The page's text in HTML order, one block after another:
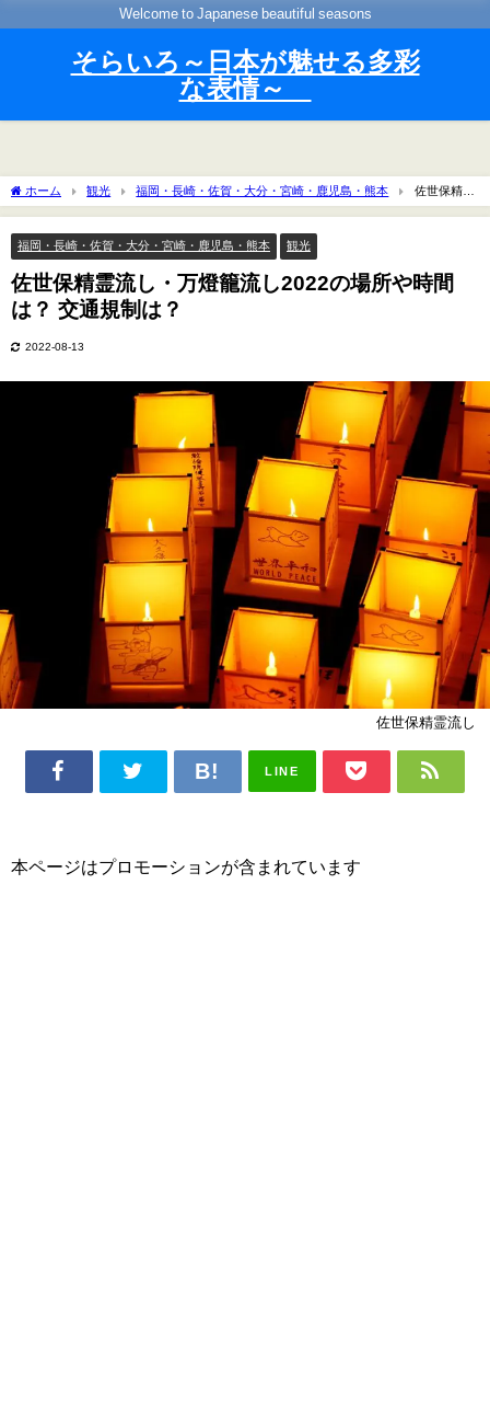
Welcome to Japanese beautiful seasons
そらいろ～日本が魅せる多彩
な表情～
ホーム 観光 福岡・長崎・佐賀・大分・宮崎・鹿児島・熊本
佐世保精霊
流し・万燈籠流し2022の場所や時間は？ 交通規制は？
福岡・長崎・佐賀・大分・宮崎・鹿児島・熊本 観光
佐世保精霊流し・万燈籠流し2022の場所や時間
は？ 交通規制は？
2022-08-13
佐世保精霊流し
LINE
本ページはプロモーションが含まれています